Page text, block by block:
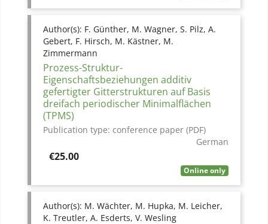
Author(s): F. Günther, M. Wagner, S. Pilz, A.
Gebert, F. Hirsch, M. Kästner, M.
Zimmermann
Prozess-Struktur-
Eigenschaftsbeziehungen additiv
gefertigter Gitterstrukturen auf Basis
dreifach periodischer Minimalflächen
(TPMS)
Publication type: conference paper (PDF)
German
Price
€25.00
Online only
Author(s): M. Wächter, M. Hupka, M. Leicher,
K. Treutler, A. Esderts, V. Wesling